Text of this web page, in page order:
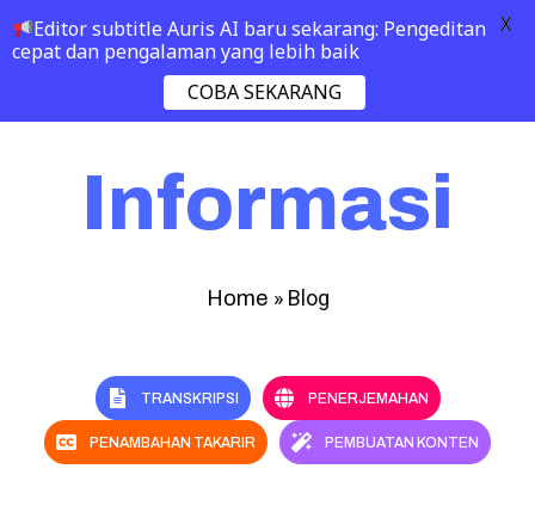
Informasi
Home » Blog
TRANSKRIPSI PENERJEMAHAN
PENAMBAHAN TAKARIR PEMBUATAN KONTEN
Editor subtitle Auris AI baru sekarang: Pengeditan
cepat dan pengalaman yang lebih baik
COBA SEKARANG
X